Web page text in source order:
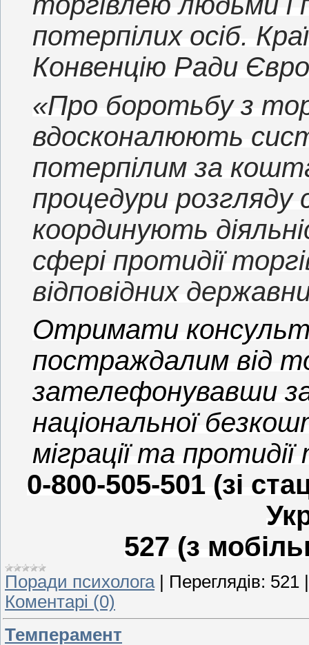
потерпілих осіб.
Конвенцію Ради
«Про боротьбу з
вдосконалюють
потерпілим за
процедури розгляду
координують
сфері протидії
відповідних
Отримати
постраждалим від
зателефонувавши за
національної
міграції та
0-800-505-501 (зі
527 (з
Поради психолога| Переглядів: 521
Коментарі (0)
Темперамент